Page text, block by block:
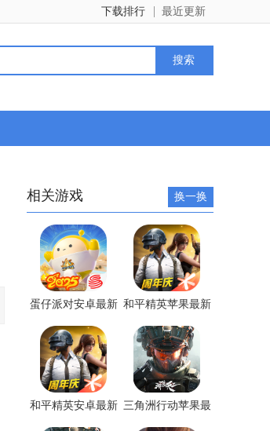
最近更新
下载排行
相关游戏 换一换
蛋仔派对安卓最新
版手游
和平精英苹果最新
版手游
和平精英安卓最新
版手游
三角洲行动苹果最
新版手游